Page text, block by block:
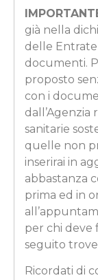
già nella
delle
documenti.
proposto
con i
dall’Agenzia
sanitarie
quelle non
inserirai in
abbastanza
prima ed in
per chi deve
seguito
Ricordati di